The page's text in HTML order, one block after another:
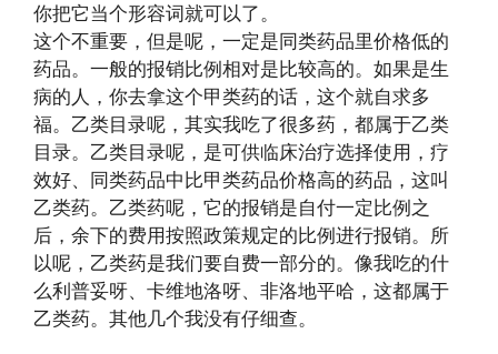
你把它当个形容词就可以了。
这个不重要，但是呢，一定是同类药品里价格低的
药品。一般的报销比例相对是比较高的。如果是生
病的人，你去拿这个甲类药的话，这个就自求多
福。乙类目录呢，其实我吃了很多药，都属于乙类
目录。乙类目录呢，是可供临床治疗选择使用，疗
效好、同类药品中比甲类药品价格高的药品，这叫
乙类药。乙类药呢，它的报销是自付一定比例之
后，余下的费用按照政策规定的比例进行报销。所
以呢，乙类药是我们要自费一部分的。像我吃的什
么利普妥呀、卡维地洛呀、非洛地平哈，这都属于
乙类药。其他几个我没有仔细查。